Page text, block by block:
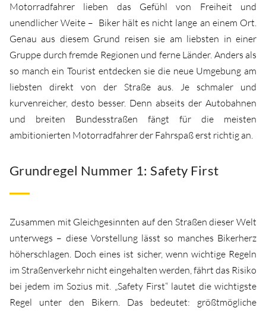
Motorradfahrer lieben das Gefühl von Freiheit und
unendlicher Weite – Biker hält es nicht lange an einem Ort.
Genau aus diesem Grund reisen sie am liebsten in einer
Gruppe durch fremde Regionen und ferne Länder. Anders als
so manch ein Tourist entdecken sie die neue Umgebung am
liebsten direkt von der Straße aus. Je schmaler und
kurvenreicher, desto besser. Denn abseits der Autobahnen
und breiten Bundesstraßen fängt für die meisten
ambitionierten Motorradfahrer der Fahrspaß erst richtig an.
Grundregel Nummer 1: Safety First
Zusammen mit Gleichgesinnten auf den Straßen dieser Welt
unterwegs – diese Vorstellung lässt so manches Bikerherz
höherschlagen. Doch eines ist sicher, wenn wichtige Regeln
im Straßenverkehr nicht eingehalten werden, fährt das Risiko
bei jedem im Sozius mit. „Safety First“ lautet die wichtigste
Regel unter den Bikern. Das bedeutet: größtmögliche